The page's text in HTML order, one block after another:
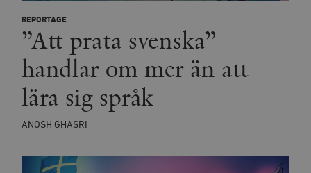
REPORTAGE
”Att prata svenska”
handlar om mer än att
lära sig språk
ANOSH GHASRI